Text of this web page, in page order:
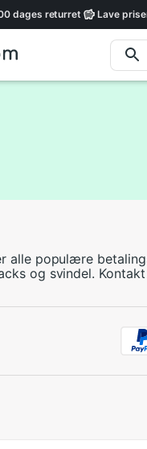
dages returret Lave
alle populære
og svindel.